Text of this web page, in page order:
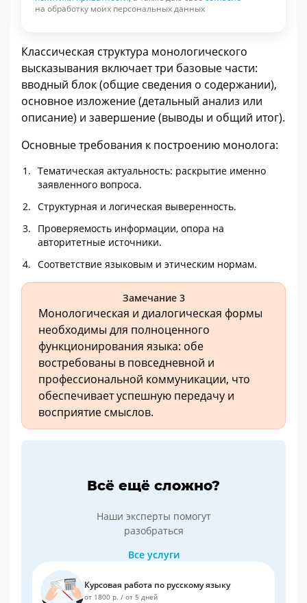
на обработку моих персональных данных
Классическая структура монологического
высказывания включает три базовые части:
вводный блок (общие сведения о содержании),
основное изложение (детальный анализ или
описание) и завершение (выводы и общий итог).
Основные требования к построению монолога:
Тематическая актуальность: раскрытие именно
заявленного вопроса.
Структурная и логическая выверенность.
Проверяемость информации, опора на
авторитетные источники.
Соответствие языковым и этическим нормам.
Замечание 3
Монологическая и диалогическая формы
необходимы для полноценного
функционирования языка: обе
востребованы в повседневной и
профессиональной коммуникации, что
обеспечивает успешную передачу и
восприятие смыслов.
Всё ещё сложно?
Наши эксперты помогут
разобраться
Все услуги
Курсовая работа по русскому языку
от 1800 р. / от 5 дней